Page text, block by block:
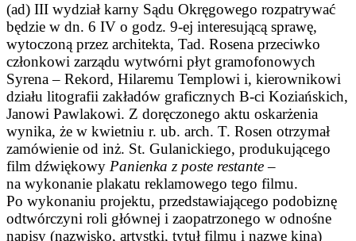
(ad) III wydział karny Sądu Okręgowego rozpatrywać
będzie w dn. 6 IV o godz. 9-ej interesującą sprawę,
wytoczoną przez ar­chitekta, Tad. Rosena przeciwko
członkowi zarządu wytwórni płyt gramofonowych
Syrena – Rekord, Hilaremu Templowi i, kierownikowi
działu litografii zakładów graficznych B-ci Koziańskich,
Janowi Pawlakowi. Z doręczonego aktu oskarżenia
wyni­ka, że w kwietniu r. ub. arch. T. Rosen otrzymał
zamówienie od inż. St. Gulanickiego, produkującego
film dźwiękowy Panien­ka z poste restante–
na wykonanie pla­katu reklamowego tego filmu.
Po wykona­niu projektu, przedstawiającego podobiznę
odtwórczyni roli głównej i zaopatrzonego w odnośne
napisy (nazwisko, artystki, tytuł filmu i nazwę kina)